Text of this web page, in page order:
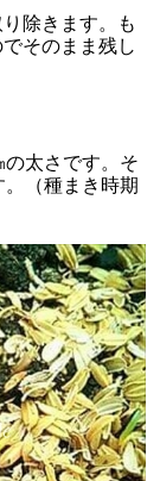
除きます。も
そのまま残し
太さです。そ
（種まき時期